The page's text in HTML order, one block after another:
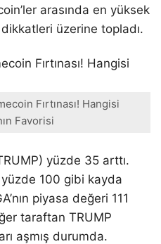
arasında en yüksek
üzerine topladı.
Fırtınası! Hangisi
Favorisi
yüzde 35 arttı.
yüzde 100 gibi kayda
piyasa değeri 111
taraftan TRUMP
aşmış durumda.